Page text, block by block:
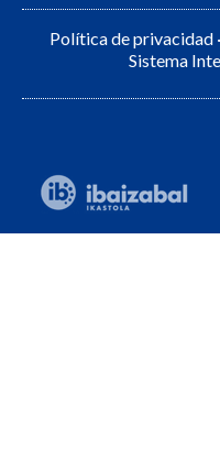
Política de privacidad ·
Sistema